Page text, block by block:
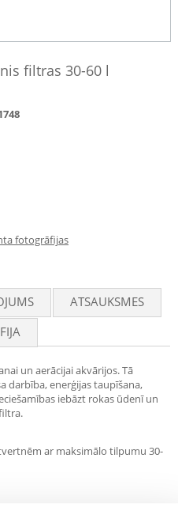
filtras 30-60 l
fotogrāfijas
ATSAUKSMES
un aerācijai akvārijos. Tā
darbība, enerģijas taupīšana,
iebāzt rokas ūdenī un
ar maksimālo tilpumu 30-